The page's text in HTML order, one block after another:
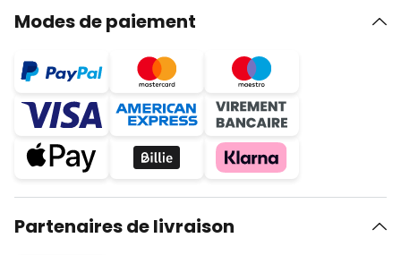
Modes de paiement
Partenaires de livraison